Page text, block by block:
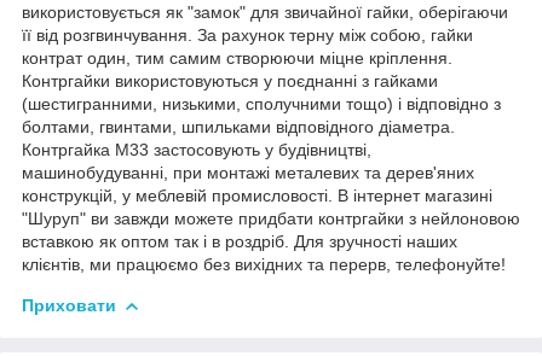
використовується як "замок" для звичайної гайки, оберігаючи
її від розгвинчування. За рахунок терну між собою, гайки
контрат один, тим самим створюючи міцне кріплення.
Контргайки використовуються у поєднанні з гайками
(шестигранними, низькими, сполучними тощо) і відповідно з
болтами, гвинтами, шпильками відповідного діаметра.
Контргайка М33 застосовують у будівництві,
машинобудуванні, при монтажі металевих та дерев'яних
конструкцій, у меблевій промисловості. В інтернет магазині
"Шуруп" ви завжди можете придбати контргайки з нейлоновою
вставкою як оптом так і в роздріб. Для зручності наших
клієнтів, ми працюємо без вихідних та перерв, телефонуйте!
Приховати